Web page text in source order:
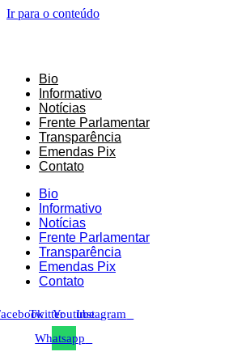
Ir para o conteúdo
Bio
Informativo
Notícias
Frente Parlamentar
Transparência
Emendas Pix
Contato
Bio
Informativo
Notícias
Frente Parlamentar
Transparência
Emendas Pix
Contato
TwitterYoutubeInstagram
Whatsapp